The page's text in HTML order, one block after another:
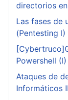
directorios
Las fases de
(Pentesting I)
Powershell
Ataques de
Informáticos